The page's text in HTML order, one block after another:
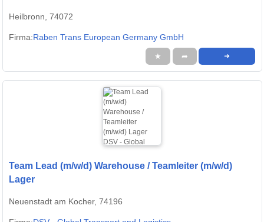
Heilbronn, 74072
Firma:Raben Trans European Germany GmbH
★ ➦ ➜
Team Lead (m/w/d) Warehouse / Teamleiter (m/w/d)
Lager
Neuenstadt am Kocher, 74196